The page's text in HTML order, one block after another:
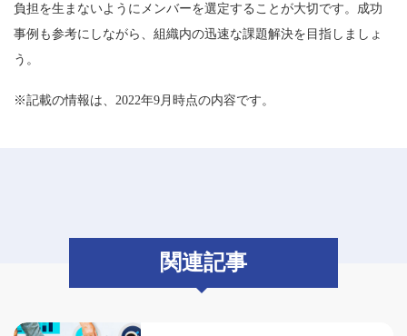
負担を生まないようにメンバーを選定することが大切です。成功
事例も参考にしながら、組織内の迅速な課題解決を目指しましょ
う。
※記載の情報は、2022年9月時点の内容です。
関連記事